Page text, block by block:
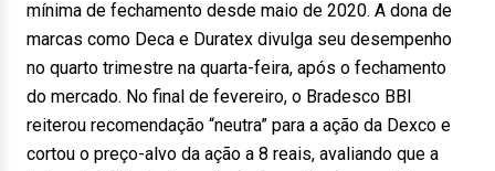
mínima de fechamento desde maio de 2020. A dona de
marcas como Deca e Duratex divulga seu desempenho
no quarto trimestre na quarta-feira, após o fechamento
do mercado. No final de fevereiro, o Bradesco BBI
reiterou recomendação “neutra” para a ação da Dexco e
cortou o preço-alvo da ação a 8 reais, avaliando que a